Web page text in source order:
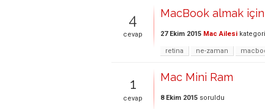
4
cevap
MacBook almak
27 Ekim 2015 Mac Ailesi
retina ne-zaman
1
cevap
Mac Mini Ram
8 Ekim 2015 soruldu